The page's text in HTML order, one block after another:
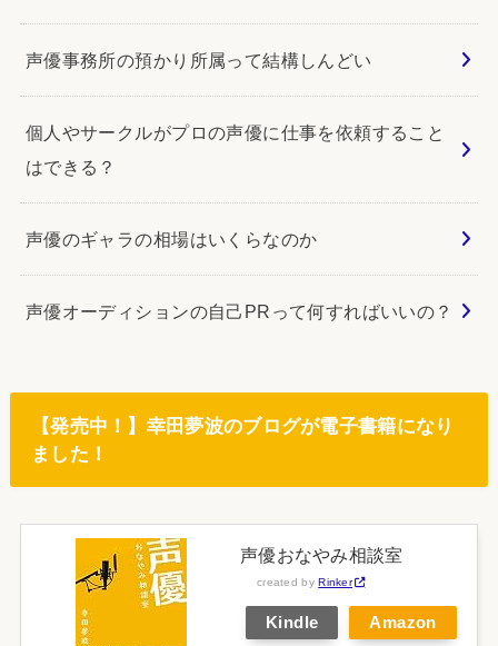
声優事務所の預かり所属って結構しんどい
個人やサークルがプロの声優に仕事を依頼すること
はできる？
声優のギャラの相場はいくらなのか
声優オーディションの自己PRって何すればいいの？
【発売中！】幸田夢波のブログが電子書籍になり
ました！
声優おなやみ相談室
created byRinker
Kindle Amazon